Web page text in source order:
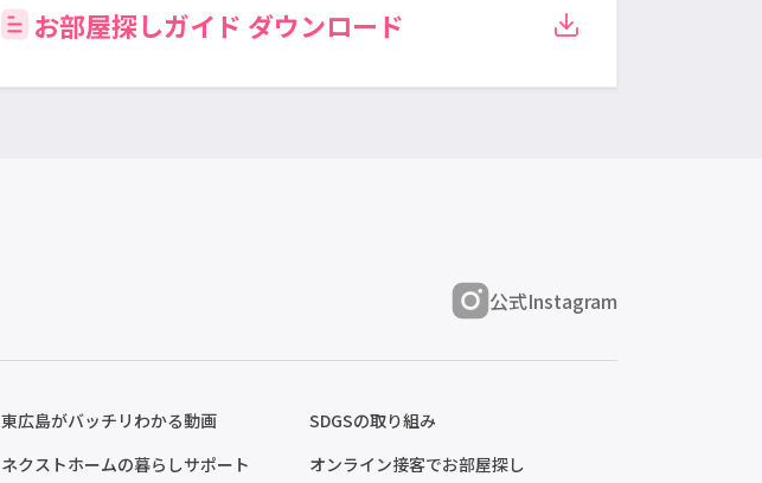
お部屋探しガイド ダウンロード
公式Instagram
東広島がバッチリわかる動画
ネクストホームの暮らしサポート
SDGSの取り組み
オンライン接客でお部屋探し